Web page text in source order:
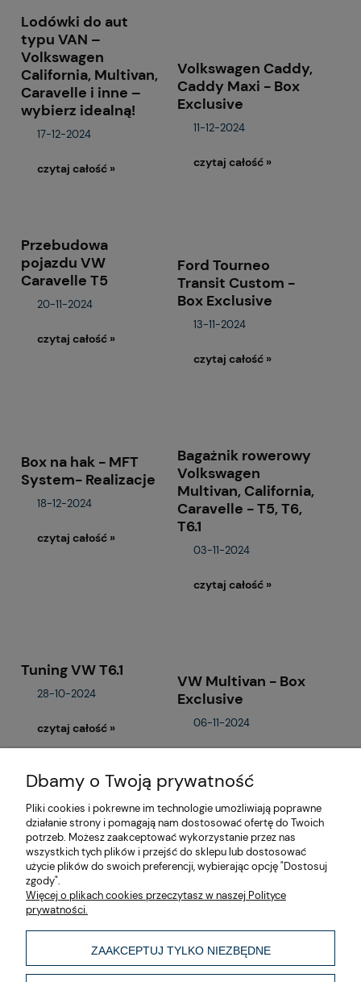
Lodówki do aut
typu VAN –
Volkswagen
California, Multivan,
Caravelle i inne –
wybierz idealną!
17-12-2024
czytaj całość »
Volkswagen Caddy,
Caddy Maxi - Box
Exclusive
11-12-2024
czytaj całość »
Przebudowa
pojazdu VW
Caravelle T5
20-11-2024
czytaj całość »
Ford Tourneo
Transit Custom -
Box Exclusive
13-11-2024
czytaj całość »
Box na hak - MFT
System- Realizacje
18-12-2024
czytaj całość »
Bagażnik rowerowy
Volkswagen
Multivan, California,
Caravelle - T5, T6,
T6.1
03-11-2024
czytaj całość »
Tuning VW T6.1
28-10-2024
czytaj całość »
VW Multivan - Box
Exclusive
06-11-2024
« 1 2 »
O nas
Informacje
Dbamy o Twoją prywatność
Pliki cookies i pokrewne im technologie umożliwiają poprawne
działanie strony i pomagają nam dostosować ofertę do Twoich
potrzeb. Możesz zaakceptować wykorzystanie przez nas
wszystkich tych plików i przejść do sklepu lub dostosować
użycie plików do swoich preferencji, wybierając opcję "Dostosuj
zgody".
Więcej o plikach cookies przeczytasz w naszej Polityce
prywatności.
ZAAKCEPTUJ TYLKO NIEZBĘDNE